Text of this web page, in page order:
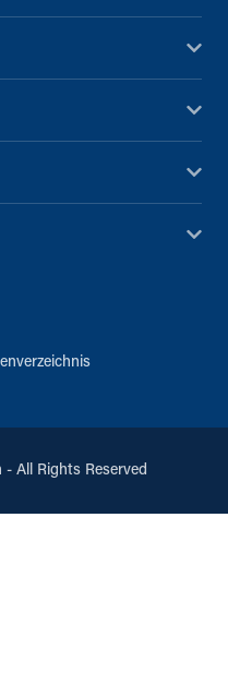
All Rights Reserved